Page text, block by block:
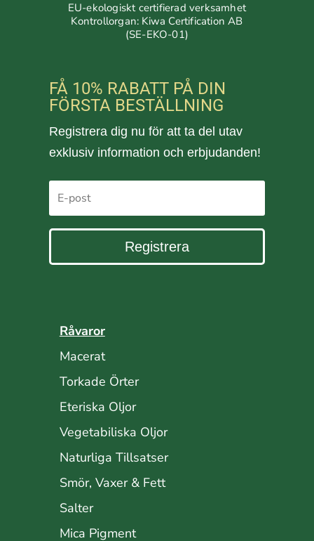
EU-ekologiskt certifierad verksamhet
Kontrollorgan: Kiwa Certification AB
(SE-EKO-01)
FÅ 10% RABATT PÅ DIN
FÖRSTA BESTÄLLNING
Registrera dig nu för att ta del utav
exklusiv information och erbjudanden!
Registrera
Råvaror
Macerat
Torkade Örter
Eteriska Oljor
Vegetabiliska Oljor
Naturliga Tillsatser
Smör, Vaxer & Fett
Salter
Mica Pigment